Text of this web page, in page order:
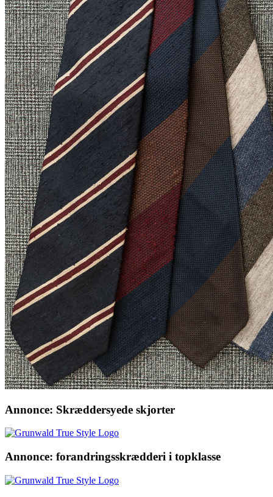
Annonce: Skræddersyede skjorter
Annonce: forandringsskrædderi i topklasse